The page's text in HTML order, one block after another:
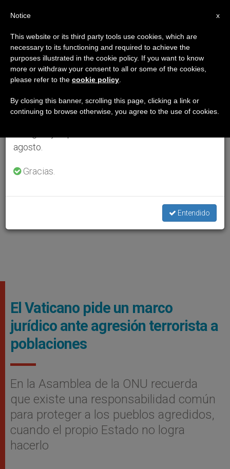
El Vaticano pide un marco
jurídico ante agresión terrorista a
poblaciones
En la Asamblea de la ONU recuerda
que existe una responsabilidad común
para proteger a los pueblos agredidos,
cuando el propio Estado no logra
hacerlo
×
Aviso importante
Del 27 de julio al 7 de agosto haremos la pausa
anual, aprovechando que en el periodo de verano
se generan menos informaciones y también el
agosto.
Gracias.
Entendido
x
Notice
This website or its third party tools use cookies, which are
necessary to its functioning and required to achieve the
purposes illustrated in the cookie policy. If you want to know
more or withdraw your consent to all or some of the cookies,
please refer to the cookie policy
By closing this banner, scrolling this page, clicking a link or
continuing to browse otherwise, you agree to the use of cookies.